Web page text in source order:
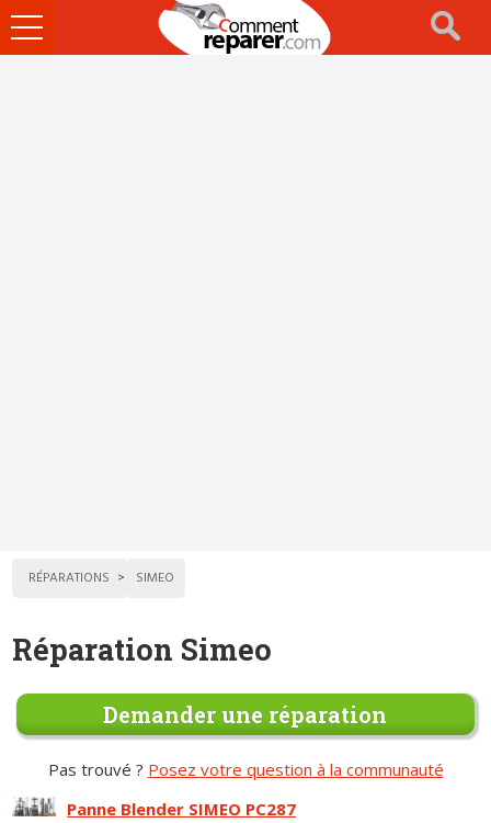
Ouvrir
le
RÉPARATIONS SIMEO
Réparation Simeo
Demander une réparation
Pas trouvé ? Posez votre question à la communauté
Panne Blender SIMEO PC287